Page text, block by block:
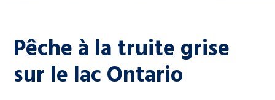
Pêche à la truite grise
sur le lac Ontario